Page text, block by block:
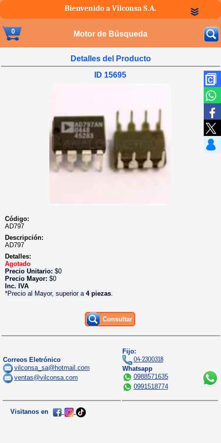
Bienvenido a Vilconsa S.A.
0 Motor de Búsqueda
Detalles del Producto
ID 15695
Código:
AD797
Descripción:
AD797
Detalles:
Agotado
Precio Unitario: $0
Precio Mayor: $0
Inc. IVA
*Precio al Mayor, superior a 4 piezas
Consultar
Correos Eletrónico
vilconsa_sa@hotmail.com
ventas@vilconsa.com
Fijo:
04-2300318
Whatsapp
0988571635
0991518774
Visitanos en